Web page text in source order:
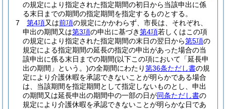
の規定により指定された指定期間の初日から当該申出に係
る末日までの期間の指定期間を指定するものとする。
7
第4項又は前項の規定にかかわらず、市長は、それぞれ、
申出の期間又は第3項の申出に基づき第4項若しくはこの項
の規定により指定された指定期間の末日の翌日から第5項の
規定による指定期間の延長の指定の申出があった場合の当
該申出に係る末日までの期間(以下この項において「延長申
出の期間」という。)の全期間にわたり第36条ただし書の規
定により介護休暇を承認できないことが明らかである場合
は、当該期間を指定期間として指定しないものとし、申出
の期間又は延長申出の期間中の一部の日が同条ただし書の
規定により介護休暇を承認できないことが明らかな日であ